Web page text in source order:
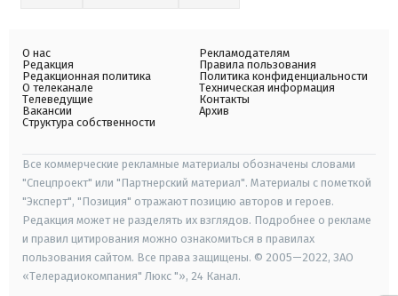
О нас
Редакция
Редакционная политика
О телеканале
Телеведущие
Вакансии
Структура собственности
Рекламодателям
Правила пользования
Политика конфиденциальности
Техническая информация
Контакты
Архив
Все коммерческие рекламные материалы обозначены словами
"Спецпроект" или "Партнерский материал". Материалы с пометкой
"Эксперт", "Позиция" отражают позицию авторов и героев.
Редакция может не разделять их взглядов. Подробнее о рекламе
и правил цитирования можно ознакомиться в правилах
пользования сайтом. Все права защищены. © 2005—2022, ЗАО
«Телерадиокомпания" Люкс "», 24 Канал.